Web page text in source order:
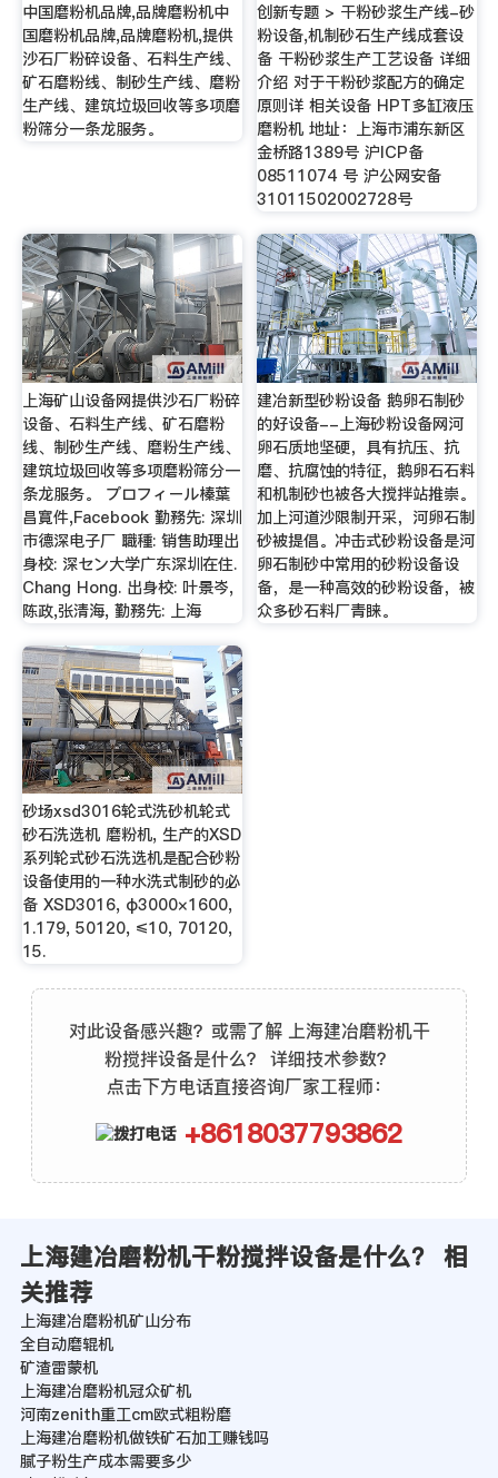
中国磨粉机品牌,品牌磨粉机中
国磨粉机品牌,品牌磨粉机,提供
沙石厂粉碎设备、石料生产线、
矿石磨粉线、制砂生产线、磨粉
生产线、建筑垃圾回收等多项磨
粉筛分一条龙服务。
创新专题 > 干粉砂浆生产线-砂
粉设备,机制砂石生产线成套设
备 干粉砂浆生产工艺设备 详细
介绍 对于干粉砂浆配方的确定
原则详 相关设备 HPT多缸液压
磨粉机 地址：上海市浦东新区
金桥路1389号 沪ICP备
08511074 号 沪公网安备
31011502002728号
上海矿山设备网提供沙石厂粉碎
设备、石料生产线、矿石磨粉
线、制砂生产线、磨粉生产线、
建筑垃圾回收等多项磨粉筛分一
条龙服务。 プロフィール榛葉
昌寛件,Facebook 勤務先: 深圳
市德深电子厂 職種: 销售助理出
身校: 深セン大学广东深圳在住.
Chang Hong. 出身校: 叶景岑,
陈政,张清海, 勤務先: 上海
建冶新型砂粉设备 鹅卵石制砂
的好设备--上海砂粉设备网河
卵石质地坚硬，具有抗压、抗
磨、抗腐蚀的特征，鹅卵石石料
和机制砂也被各大搅拌站推崇。
加上河道沙限制开采，河卵石制
砂被提倡。冲击式砂粉设备是河
卵石制砂中常用的砂粉设备设
备，是一种高效的砂粉设备，被
众多砂石料厂青睐。
砂场xsd3016轮式洗砂机轮式
砂石洗选机 磨粉机, 生产的XSD
系列轮式砂石洗选机是配合砂粉
设备使用的一种水洗式制砂的必
备 XSD3016, φ3000×1600,
1.179, 50120, ≤10, 70120,
15.
对此设备感兴趣？或需了解 上海建冶磨粉机干
粉搅拌设备是什么？ 详细技术参数？
点击下方电话直接咨询厂家工程师：
+8618037793862
上海建冶磨粉机干粉搅拌设备是什么？ 相
关推荐
上海建冶磨粉机矿山分布
全自动磨辊机
矿渣雷蒙机
上海建冶磨粉机冠众矿机
河南zenith重工cm欧式粗粉磨
上海建冶磨粉机做铁矿石加工赚钱吗
腻子粉生产成本需要多少